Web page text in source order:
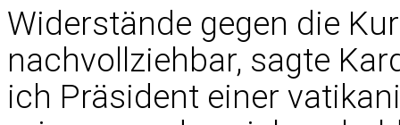
Widerstände gegen die
nachvollziehbar, sagte
ich Präsident einer